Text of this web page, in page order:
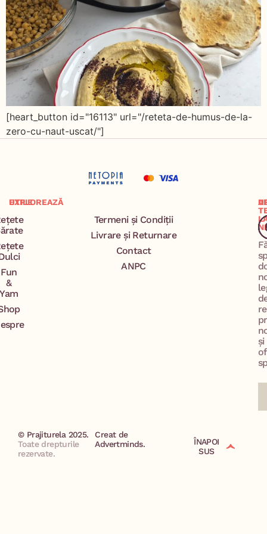
[heart_button id="16113" url="/reteta-de-humus-de-la-
zero-cu-naut-uscat/"]
EXPLOREAZĂ
Fun
&
Yam
UTILE
Termeni și Condiții
Livrare și Returnare
Contact
ANPC
și
© Prajiturela 2025.
Toate drepturile
rezervate.
Creat de
Advertminds.
ÎNAPOI
SUS